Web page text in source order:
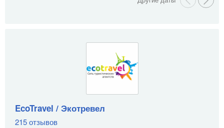
EcoTravel / Экотревел
215 отзывов